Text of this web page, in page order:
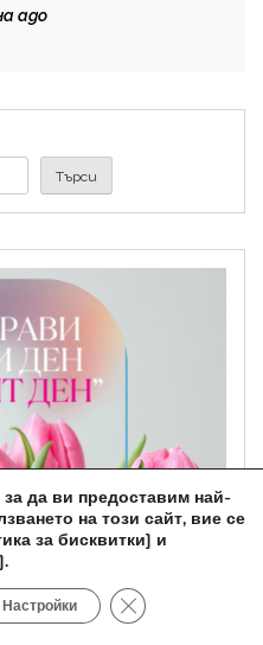
ago
Търси
за да ви предоставим най-
на този сайт, вие се
за бисквитки] и
.
Настройки Close GDPR